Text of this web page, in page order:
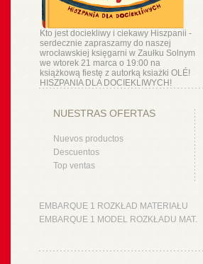
Kto jest dociekliwy i ciekawy Hiszpanii -
serdecznie zapraszamy do naszej
wrocławskiej księgarni w Zaułku Solnym
we wtorek 21 marca o 19:00 na
książkową fiestę z autorką ksiażki OLÉ!
HISZPANIA DLA DOCIEKLIWYCH!
NUESTRAS OFERTAS
Nuevos productos
Descuentos
Top ventas
EMBARQUE 1 ROZKŁAD MATERIAŁU
EMBARQUE 1 MODEL ROZKŁADU MAT.